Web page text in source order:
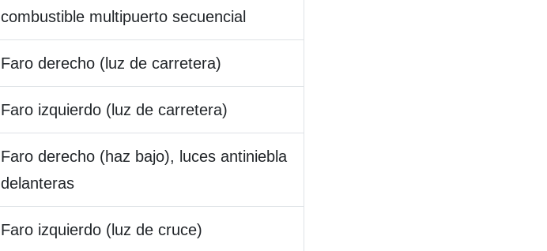
combustible multipuerto secuencial
Faro derecho (luz de carretera)
Faro izquierdo (luz de carretera)
Faro derecho (haz bajo), luces antiniebla
delanteras
Faro izquierdo (luz de cruce)